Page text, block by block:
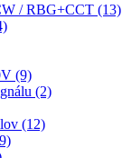
/ RBG+CCT (13)
(9)
(2)
(12)